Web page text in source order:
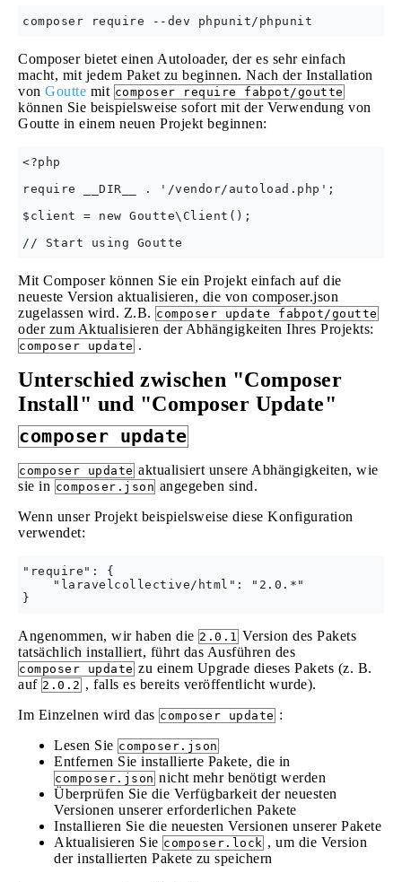
Composer bietet einen Autoloader, der es sehr einfach
macht, mit jedem Paket zu beginnen. Nach der Installation
von Goutte mit composer require fabpot/goutte
können Sie beispielsweise sofort mit der Verwendung von
Goutte in einem neuen Projekt beginnen:
<?php
require __DIR__ . '/vendor/autoload.php';
$client = new Goutte\Client();
Mit Composer können Sie ein Projekt einfach auf die
neueste Version aktualisieren, die von composer.json
zugelassen wird. Z.B. composer update fabpot/goutte
oder zum Aktualisieren der Abhängigkeiten Ihres Projekts:
composer update .
Unterschied zwischen "Composer
Install" und "Composer Update"
composer update
composer update aktualisiert unsere Abhängigkeiten, wie
sie in composer.json angegeben sind.
Wenn unser Projekt beispielsweise diese Konfiguration
verwendet:
"require": {
    "laravelcollective/html": "2.0.*"
Angenommen, wir haben die 2.0.1 Version des Pakets
tatsächlich installiert, führt das Ausführen des
composer update zu einem Upgrade dieses Pakets (z. B.
auf 2.0.2 , falls es bereits veröffentlicht wurde).
Im Einzelnen wird das composer update :
Lesen Sie composer.json
Entfernen Sie installierte Pakete, die in
composer.json nicht mehr benötigt werden
Überprüfen Sie die Verfügbarkeit der neuesten
Versionen unserer erforderlichen Pakete
Installieren Sie die neuesten Versionen unserer Pakete
Aktualisieren Sie composer.lock , um die Version
der installierten Pakete zu speichern